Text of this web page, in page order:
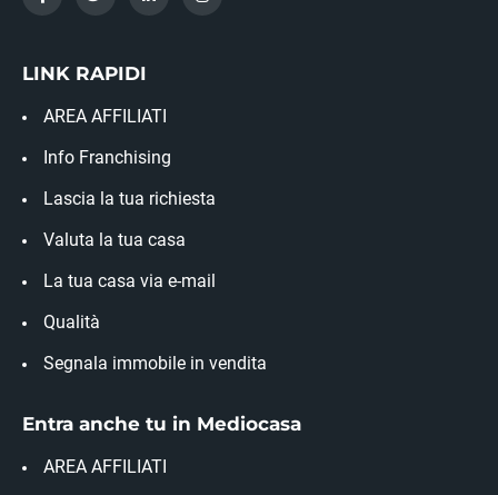
LINK RAPIDI
AREA AFFILIATI
Info Franchising
Lascia la tua richiesta
Valuta la tua casa
La tua casa via e-mail
Qualità
Segnala immobile in vendita
Entra anche tu in Mediocasa
AREA AFFILIATI